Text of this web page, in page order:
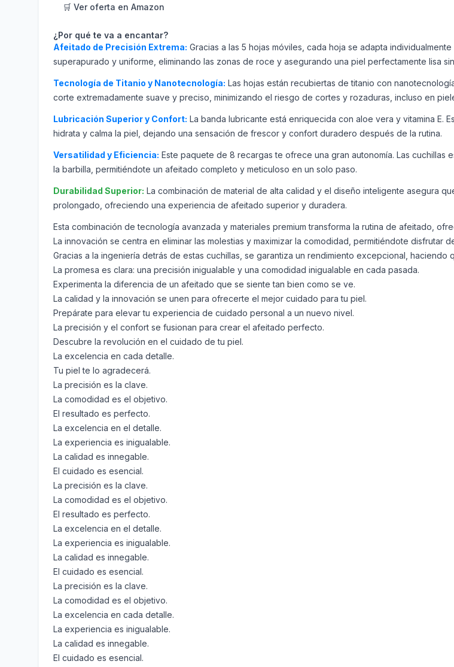
🛒 Ver oferta en Amazon
¿Por qué te va a encantar?
Afeitado de Precisión Extrema: Gracias a las 5 hojas móviles, cada hoja se adapta
superapurado y uniforme, eliminando las zonas de roce y asegurando una piel perfectamente lisa
Tecnología de Titanio y Nanotecnología: Las hojas están recubiertas de titanio con
corte extremadamente suave y preciso, minimizando el riesgo de cortes y rozaduras, incluso en
Lubricación Superior y Confort: La banda lubricante está enriquecida con aloe vera y vitamina E.
hidrata y calma la piel, dejando una sensación de frescor y confort duradero después de la rutina.
Versatilidad y Eficiencia: Este paquete de 8 recargas te ofrece una gran autonomía. Las
la barbilla, permitiéndote un afeitado completo y meticuloso en un solo paso.
Durabilidad Superior: La combinación de material de alta calidad y el diseño inteligente asegura
prolongado, ofreciendo una experiencia de afeitado superior y duradera.
Esta combinación de tecnología avanzada y materiales premium transforma la rutina de afeitado,
La innovación se centra en eliminar las molestias y maximizar la comodidad, permitiéndote disfrutar
Gracias a la ingeniería detrás de estas cuchillas, se garantiza un rendimiento excepcional,
La promesa es clara: una precisión inigualable y una comodidad inigualable en cada pasada.
Experimenta la diferencia de un afeitado que se siente tan bien como se ve.
La calidad y la innovación se unen para ofrecerte el mejor cuidado para tu piel.
Prepárate para elevar tu experiencia de cuidado personal a un nuevo nivel.
La precisión y el confort se fusionan para crear el afeitado perfecto.
Descubre la revolución en el cuidado de tu piel.
La excelencia en cada detalle.
Tu piel te lo agradecerá.
La precisión es la clave.
La comodidad es el objetivo.
El resultado es perfecto.
La excelencia en el detalle.
La experiencia es inigualable.
La calidad es innegable.
El cuidado es esencial.
La precisión es la clave.
La comodidad es el objetivo.
El resultado es perfecto.
La excelencia en el detalle.
La experiencia es inigualable.
La calidad es innegable.
El cuidado es esencial.
La precisión es la clave.
La comodidad es el objetivo.
La excelencia en cada detalle.
La experiencia es inigualable.
La calidad es innegable.
El cuidado es esencial.